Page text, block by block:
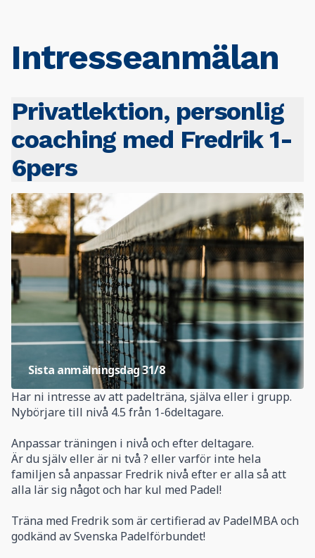
Intresseanmälan
Privatlektion, personlig
coaching med Fredrik 1-
6pers
Sista anmälningsdag31/8
Har ni intresse av att padelträna, själva eller i grupp.
Nybörjare till nivå 4.5 från 1-6deltagare.
Anpassar träningen i nivå och efter deltagare.
Är du själv eller är ni två ? eller varför inte hela
familjen så anpassar Fredrik nivå efter er alla så att
alla lär sig något och har kul med Padel!
Träna med Fredrik som är certifierad av PadelMBA och
godkänd av Svenska Padelförbundet!